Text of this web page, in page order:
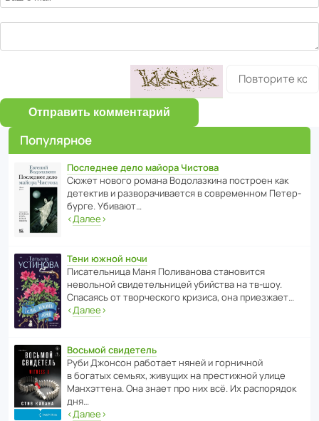
Отправить комментарий
Популярное
Последнее дело майора Чистова
Сюжет нового романа Водо­ла­з­кина пост­роен как
дете­ктив и разво­ра­чи­ва­ется в совре­менном Пете­р­
бурге. Убивают…
‹Далее›
Тени южной ночи
Писа­тель­ница Маня Поли­ва­нова стано­вится
невольной свиде­тель­ницей убийства на тв-шоу.
Спасаясь от твор­че­с­кого кризиса, она приезжает…
‹Далее›
Восьмой свидетель
Руби Джонсон рабо­тает няней и горни­чной
в богатых семьях, живущих на прес­ти­жной улице
Манх­эт­тена. Она знает про них всё. Их распо­рядок
дня…
‹Далее›